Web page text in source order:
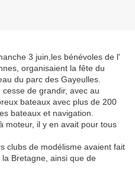
3 juin,les bénévoles de l'
organisaient la fête du
du parc des Gayeulles.
de grandir, avec au
bateaux avec plus de 200
bateaux et navigation.
moteur, il y en avait pour tous
clubs de modélisme avaient fait
Bretagne, ainsi que de